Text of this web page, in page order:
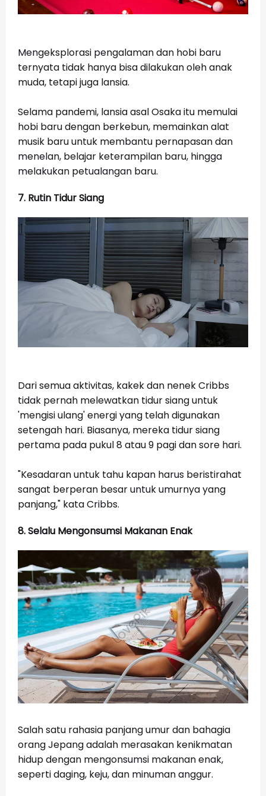
Mengeksplorasi pengalaman dan hobi baru
ternyata tidak hanya bisa dilakukan oleh anak
muda, tetapi juga lansia.
Selama pandemi, lansia asal Osaka itu memulai
hobi baru dengan berkebun, memainkan alat
musik baru untuk membantu pernapasan dan
menelan, belajar keterampilan baru, hingga
melakukan petualangan baru.
7. Rutin Tidur Siang
Dari semua aktivitas, kakek dan nenek Cribbs
tidak pernah melewatkan tidur siang untuk
'mengisi ulang' energi yang telah digunakan
setengah hari. Biasanya, mereka tidur siang
pertama pada pukul 8 atau 9 pagi dan sore hari.
"Kesadaran untuk tahu kapan harus beristirahat
sangat berperan besar untuk umurnya yang
panjang," kata Cribbs.
8. Selalu Mengonsumsi Makanan Enak
Salah satu rahasia panjang umur dan bahagia
orang Jepang adalah merasakan kenikmatan
hidup dengan mengonsumsi makanan enak,
seperti daging, keju, dan minuman anggur.